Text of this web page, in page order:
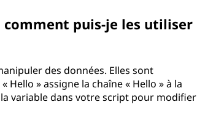
puis-je les utiliser
des données. Elles sont
Hello » assigne la chaîne « Hello » à la
variable dans votre script pour modifier